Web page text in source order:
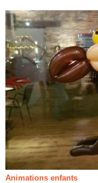
Animations enfants